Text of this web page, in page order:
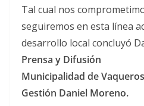
Tal cual nos
seguiremos en esta línea
desarrollo local concluyó
Prensa y Difusión
Municipalidad de
Gestión Daniel Moreno.